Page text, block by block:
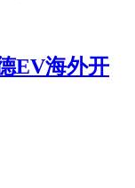
EV海外开